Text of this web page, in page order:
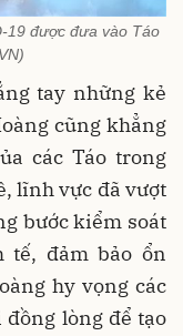
19 được đưa vào Táo
tay những kẻ
cũng khẳng
các Táo trong
lĩnh vực đã vượt
bước kiểm soát
tế, đảm bảo ổn
hy vọng các
lòng để tạo